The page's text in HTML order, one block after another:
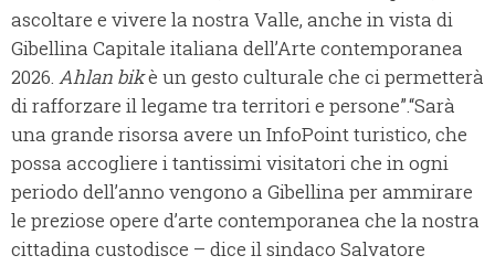
ascoltare e vivere la nostra Valle, anche in vista di
Gibellina Capitale italiana dell’Arte contemporanea
2026. Ahlan bikè un gesto culturale che ci permetterà
di rafforzare il legame tra territori e persone”.“Sarà
una grande risorsa avere un InfoPoint turistico, che
possa accogliere i tantissimi visitatori che in ogni
periodo dell’anno vengono a Gibellina per ammirare
le preziose opere d’arte contemporanea che la nostra
cittadina custodisce – dice il sindaco Salvatore